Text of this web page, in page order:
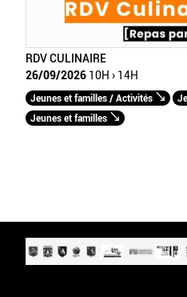
RDV CULINAIRE
26/09/2026 10H › 14H
Jeunes et familles / Activités
Jeunes et familles